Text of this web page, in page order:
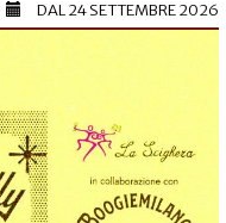
DAL24 SETTEMBRE 2026